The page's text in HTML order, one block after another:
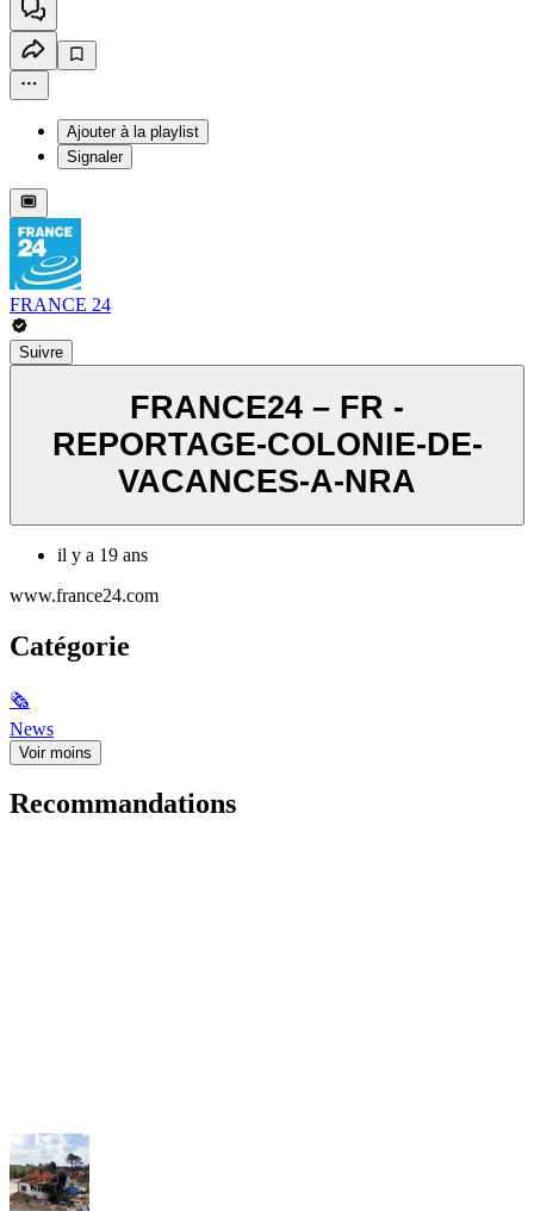
Ajouter à la playlist
Signaler
FRANCE 24
Suivre
FRANCE24 – FR -
REPORTAGE-COLONIE-DE-
VACANCES-A-NRA
il y a 19 ans
www.france24.com
Catégorie
🗞
News
Voir moins
Recommandations